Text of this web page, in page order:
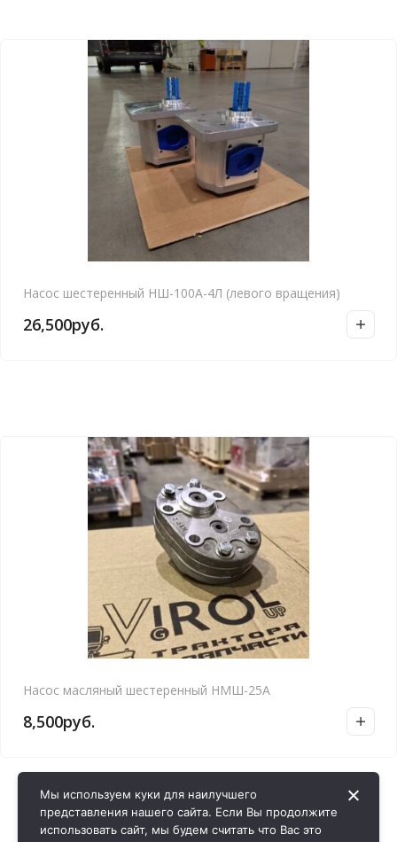
Насос шестеренный НШ-100А-4Л (левого вращения)
26,500руб.
Насос масляный шестеренный НМШ-25А
8,500руб.
Мы используем куки для наилучшего
представления нашего сайта. Если Вы продолжите
использовать сайт, мы будем считать что Вас это